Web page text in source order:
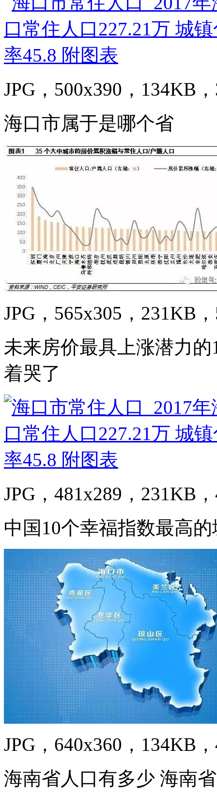
JPG，500x390，134KB
海口市属于是哪个省
JPG，565x305，231KB
未来房价最具上涨潜力
着哭了
JPG，481x289，231KB
中国10个幸福指数最高
JPG，640x360，134KB
海南省人口有多少 海南